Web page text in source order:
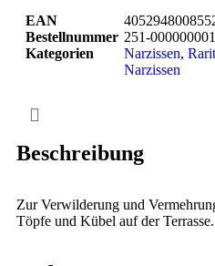
EAN
Bestellnummer 251-
Kategorien
Narzissen,
Narzissen
Beschreibung
Zur Verwilderung und
Töpfe und Kübel auf der Terrasse.